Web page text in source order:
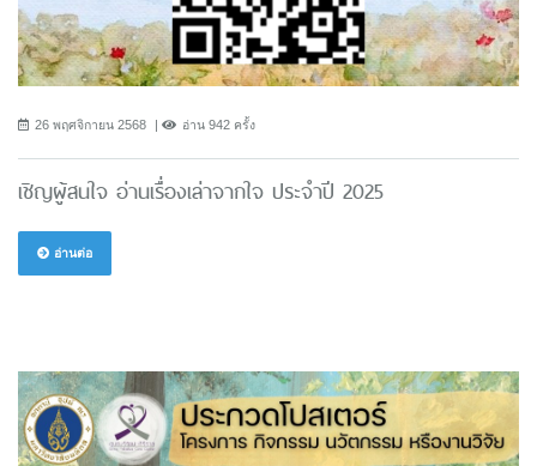
26 พฤศจิกายน 2568 อ่าน 942 ครั้ง
เชิญผู้สนใจ อ่านเรื่องเล่าจากใจ ประจำปี 2025
อ่านต่อ